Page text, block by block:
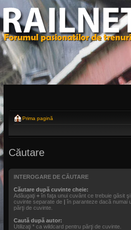
Prima pagină
Căutare
INTEROGARE DE CĂUTARE
Căutare după cuvinte cheie:
Adăugaţi +în faţa unui cuvânt ce trebuie găsit şi
cuvinte separate de | în paranteze dacă numai
părţi de cuvinte.
Caută după autor:
Utilizaţi * ca wildcard pentru părţi de cuvinte.